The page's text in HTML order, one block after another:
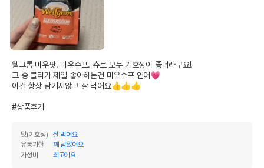
웰그롬 미우팟. 미우수프. 츄르 모두 기호성이 좋더라구요!
그 중 블리가 제일 좋아하는건 미우수프 연어💗
이건 항상 남기지않고 잘 먹어요👍👍👍
#상품후기
맛(기호성)
잘 먹어요
유통기한
꽤 남았어요
가성비
최고에요